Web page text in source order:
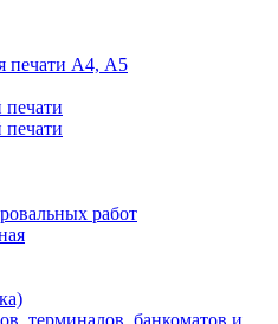
печати А4, А5
работ
терминалов, банкоматов и